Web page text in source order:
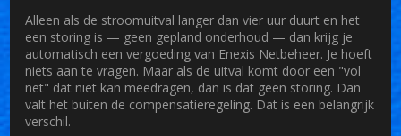
Alleen als de stroomuitval langer dan vier uur duurt en het
een storing is — geen gepland onderhoud — dan krijg je
automatisch een vergoeding van Enexis Netbeheer. Je hoeft
niets aan te vragen. Maar als de uitval komt door een "vol
net" dat niet kan meedragen, dan is dat geen storing. Dan
valt het buiten de compensatieregeling. Dat is een belangrijk
verschil.